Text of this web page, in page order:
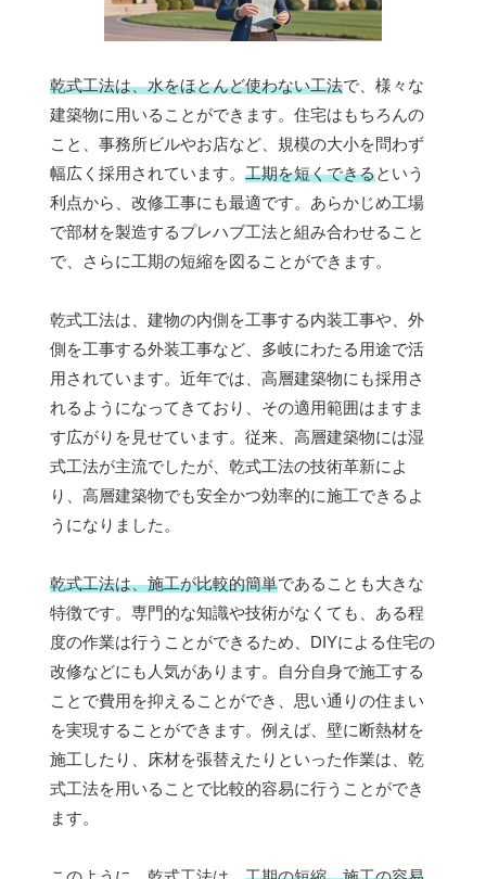
乾式工法は、水をほとんど使わない工法で、様々な
建築物に用いることができます。住宅はもちろんの
こと、事務所ビルやお店など、規模の大小を問わず
幅広く採用されています。 工期を短くできるという
利点から、改修工事にも最適です。あらかじめ工場
で部材を製造するプレハブ工法と組み合わせること
で、さらに工期の短縮を図ることができます。
乾式工法は、建物の内側を工事する内装工事や、外
側を工事する外装工事など、多岐にわたる用途で活
用されています。近年では、高層建築物にも採用さ
れるようになってきており、その適用範囲はますま
す広がりを見せています。従来、高層建築物には湿
式工法が主流でしたが、乾式工法の技術革新によ
り、高層建築物でも安全かつ効率的に施工できるよ
うになりました。
乾式工法は、施工が比較的簡単であることも大きな
特徴です。専門的な知識や技術がなくても、ある程
度の作業は行うことができるため、DIYによる住宅の
改修などにも人気があります。自分自身で施工する
ことで費用を抑えることができ、思い通りの住まい
を実現することができます。例えば、壁に断熱材を
施工したり、床材を張替えたりといった作業は、乾
式工法を用いることで比較的容易に行うことができ
ます。